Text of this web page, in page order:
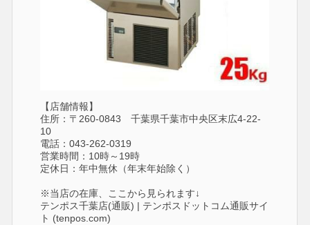
【店舗情報】
住所：〒260-0843 千葉県千葉市中央区末広4-22-
10
電話：043-262-0319
営業時間：10時～19時
定休日：年中無休（年末年始除く）
※当店の在庫、ここから見られます↓
テンポス千葉店(通販) | テンポスドットコム通販サイ
ト (tenpos.com)